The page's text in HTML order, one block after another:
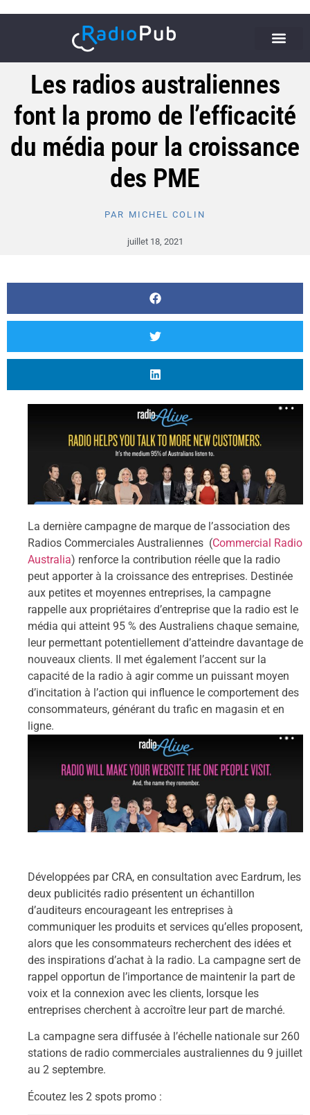
Les radios australiennes
font la promo de l’efficacité
du média pour la croissance
des PME
PAR MICHEL COLIN
juillet 18, 2021
La dernière campagne de marque de l’association des
Radios Commerciales Australiennes (Commercial Radio
Australia) renforce la contribution réelle que la radio
peut apporter à la croissance des entreprises. Destinée
aux petites et moyennes entreprises, la campagne
rappelle aux propriétaires d’entreprise que la radio est le
média qui atteint 95 % des Australiens chaque semaine,
leur permettant potentiellement d’atteindre davantage de
nouveaux clients. Il met également l’accent sur la
capacité de la radio à agir comme un puissant moyen
d’incitation à l’action qui influence le comportement des
consommateurs, générant du trafic en magasin et en
ligne.
Développées par CRA, en consultation avec Eardrum, les
deux publicités radio présentent un échantillon
d’auditeurs encourageant les entreprises à
communiquer les produits et services qu’elles proposent,
alors que les consommateurs recherchent des idées et
des inspirations d’achat à la radio. La campagne sert de
rappel opportun de l’importance de maintenir la part de
voix et la connexion avec les clients, lorsque les
entreprises cherchent à accroître leur part de marché.
La campagne sera diffusée à l’échelle nationale sur 260
stations de radio commerciales australiennes du 9 juillet
au 2 septembre.
Écoutez les 2 spots promo :